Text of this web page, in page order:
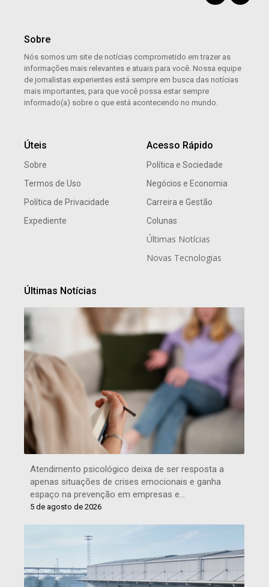
Sobre
Nós somos um site de notícias comprometido em trazer as
informações mais relevantes e atuais para você. Nossa equipe
de jornalistas experientes está sempre em busca das notícias
mais importantes, para que você possa estar sempre
informado(a) sobre o que está acontecendo no mundo.
Úteis
Sobre
Termos de Uso
Política de Privacidade
Expediente
Acesso Rápido
Política e Sociedade
Negócios e Economia
Carreira e Gestão
Colunas
Últimas Notícias
Novas Tecnologias
Últimas Notícias
Atendimento psicológico deixa de ser resposta a
apenas situações de crises emocionais e ganha
espaço na prevenção em empresas e…
5 de agosto de 2026